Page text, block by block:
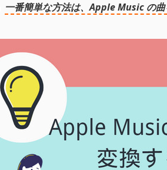
一番簡単な方法は、Apple Music の